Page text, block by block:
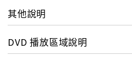
片公司督軍拍攝，是繼【性愛成
色巨作，在柏林影展首映，情色
大受好評，為今年北歐最受矚目
導演邁德麥特森（Mads
其他說明
DVD 播放區域說明